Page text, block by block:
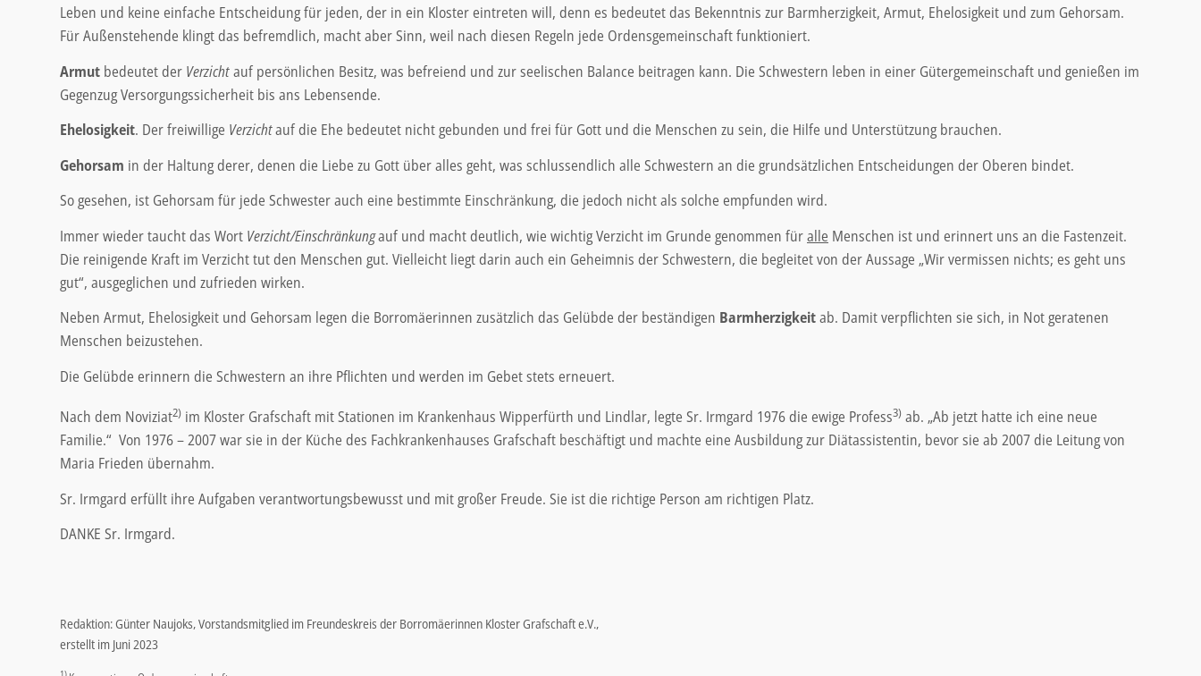
Leben und keine einfache Entscheidung für jeden, der in ein Kloster eintreten will, denn es bedeutet das Bekenntnis zur Barmherzigkeit, Armut, Ehelosigkeit und zum Gehorsam.
Für Außenstehende klingt das befremdlich, macht aber Sinn, weil nach diesen Regeln jede Ordensgemeinschaft funktioniert.
Armut bedeutet der Verzichtauf persönlichen Besitz, was befreiend und zur seelischen Balance beitragen kann. Die Schwestern leben in einer Gütergemeinschaft und genießen im
Gegenzug Versorgungssicherheit bis ans Lebensende.
Ehelosigkeit. Der freiwillige Verzichtauf die Ehe bedeutet nicht gebunden und frei für Gott und die Menschen zu sein, die Hilfe und Unterstützung brauchen.
Gehorsam in der Haltung derer, denen die Liebe zu Gott über alles geht, was schlussendlich alle Schwestern an die grundsätzlichen Entscheidungen der Oberen bindet.
So gesehen, ist Gehorsam für jede Schwester auch eine bestimmte Einschränkung, die jedoch nicht als solche empfunden wird.
Immer wieder taucht das Wort Verzicht/Einschränkungauf und macht deutlich, wie wichtig Verzicht im Grunde genommen füralle Menschen ist und erinnert uns an die Fastenzeit.
Die reinigende Kraft im Verzicht tut den Menschen gut. Vielleicht liegt darin auch ein Geheimnis der Schwestern, die begleitet von der Aussage „Wir vermissen nichts; es geht uns
gut“, ausgeglichen und zufrieden wirken.
Neben Armut, Ehelosigkeit und Gehorsam legen die Borromäerinnen zusätzlich das Gelübde der beständigen Barmherzigkeitab. Damit verpflichten sie sich, in Not geratenen
Menschen beizustehen.
Die Gelübde erinnern die Schwestern an ihre Pflichten und werden im Gebet stets erneuert.
Nach dem Noviziat2) im Kloster Grafschaft mit Stationen im Krankenhaus Wipperfürth und Lindlar, legte Sr. Irmgard 1976 die ewige Profess3) ab. „Ab jetzt hatte ich eine neue
Familie.“ Von 1976 – 2007 war sie in der Küche des Fachkrankenhauses Grafschaft beschäftigt und machte eine Ausbildung zur Diätassistentin, bevor sie ab 2007 die Leitung von
Maria Frieden übernahm.
Sr. Irmgard erfüllt ihre Aufgaben verantwortungsbewusst und mit großer Freude. Sie ist die richtige Person am richtigen Platz.
DANKE Sr. Irmgard.
Redaktion: Günter Naujoks, Vorstandsmitglied im Freundeskreis der Borromäerinnen Kloster Grafschaft e.V.,
erstellt im Juni 2023
1)